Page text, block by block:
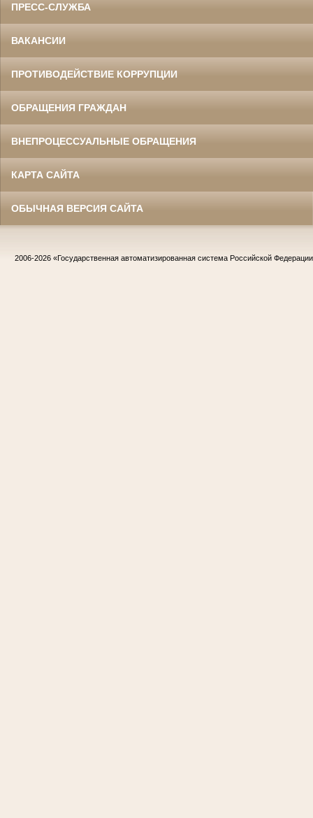
ПРЕСС-СЛУЖБА
ВАКАНСИИ
ПРОТИВОДЕЙСТВИЕ КОРРУПЦИИ
ОБРАЩЕНИЯ ГРАЖДАН
ВНЕПРОЦЕССУАЛЬНЫЕ ОБРАЩЕНИЯ
КАРТА САЙТА
ОБЫЧНАЯ ВЕРСИЯ САЙТА
2006-2026 «Государственная автоматизированная система Российской